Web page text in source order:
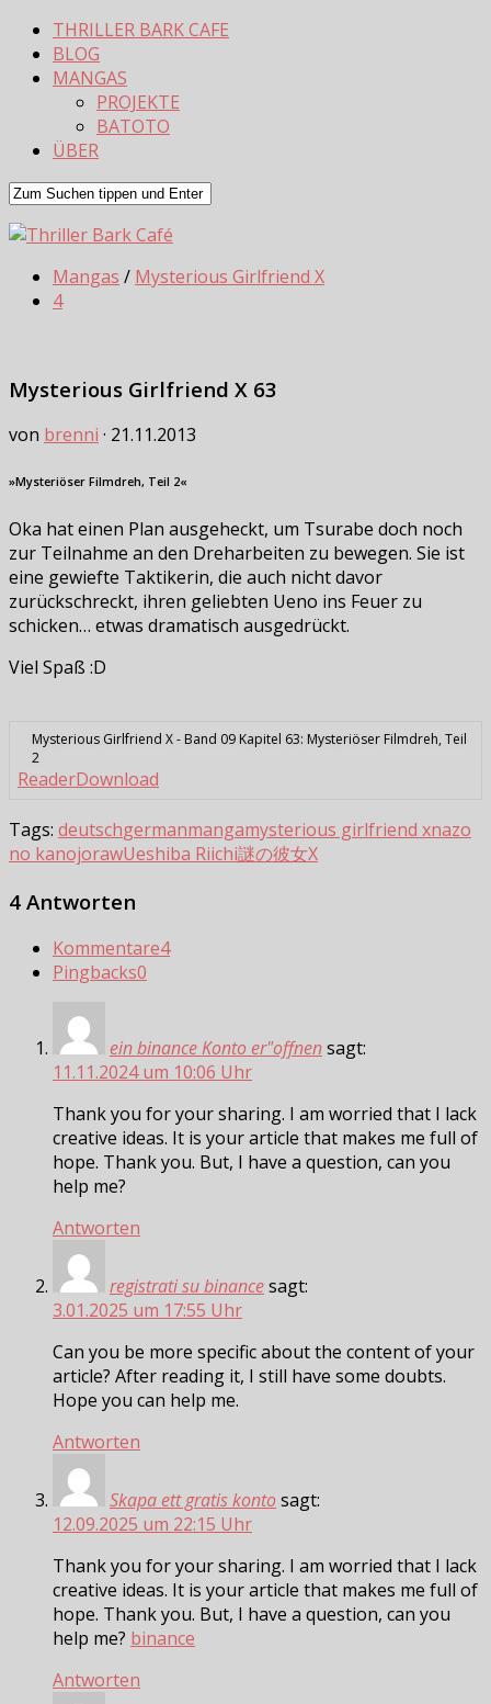
THRILLER BARK CAFE
BLOG
MANGAS
PROJEKTE
BATOTO
ÜBER
Mangas / Mysterious Girlfriend X
4
Mysterious Girlfriend X 63
von brenni · 21.11.2013
»Mysteriöser Filmdreh, Teil 2«
Oka hat einen Plan ausgeheckt, um Tsurabe doch noch
zur Teilnahme an den Dreharbeiten zu bewegen. Sie ist
eine gewiefte Taktikerin, die auch nicht davor
zurückschreckt, ihren geliebten Ueno ins Feuer zu
schicken… etwas dramatisch ausgedrückt.
Viel Spaß :D
Mysterious Girlfriend X - Band 09 Kapitel 63: Mysteriöser Filmdreh, Teil
2
ReaderDownload
Tags: deutschgermanmangamysterious girlfriend xnazo
no kanojorawUeshiba Riichi謎の彼女X
4 Antworten
Kommentare4
Pingbacks0
ein binance Konto er"offnensagt:
11.11.2024 um 10:06 Uhr
Thank you for your sharing. I am worried that I lack
creative ideas. It is your article that makes me full of
hope. Thank you. But, I have a question, can you
help me?
Antworten
registrati su binancesagt:
3.01.2025 um 17:55 Uhr
Can you be more specific about the content of your
article? After reading it, I still have some doubts.
Hope you can help me.
Antworten
Skapa ett gratis kontosagt:
12.09.2025 um 22:15 Uhr
Thank you for your sharing. I am worried that I lack
creative ideas. It is your article that makes me full of
hope. Thank you. But, I have a question, can you
help me? binance
Antworten